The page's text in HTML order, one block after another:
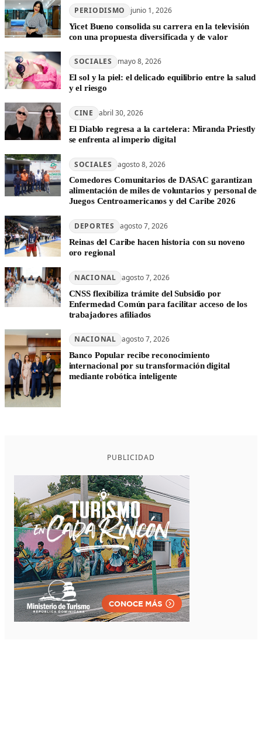
PERIODISMO junio 1, 2026
Yicet Bueno consolida su carrera en la televisión
con una propuesta diversificada y de valor
SOCIALES mayo 8, 2026
El sol y la piel: el delicado equilibrio entre la salud
y el riesgo
CINE abril 30, 2026
El Diablo regresa a la cartelera: Miranda Priestly
se enfrenta al imperio digital
SOCIALES agosto 8, 2026
Comedores Comunitarios de DASAC garantizan
alimentación de miles de voluntarios y personal de
Juegos Centroamericanos y del Caribe 2026
DEPORTES agosto 7, 2026
Reinas del Caribe hacen historia con su noveno
oro regional
NACIONAL agosto 7, 2026
CNSS flexibiliza trámite del Subsidio por
Enfermedad Común para facilitar acceso de los
trabajadores afiliados
NACIONAL agosto 7, 2026
Banco Popular recibe reconocimiento
internacional por su transformación digital
mediante robótica inteligente
PUBLICIDAD